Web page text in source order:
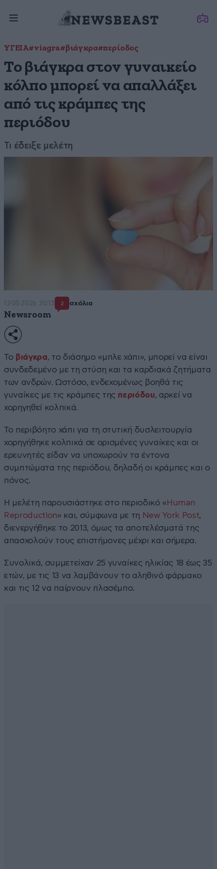
ΥΓΕΙΑ#viagra#βιάγκρα#περίοδος
Το βιάγκρα στον γυναικείο
κόλπο μπορεί να απαλλάξει
από τις κράμπες της
περιόδου
Τι έδειξε μελέτη
12·05·2026 20:13 2 σχόλια
Newsroom
Το βιάγκρα, το διάσημο «μπλε χάπι», μπορεί να είναι
συνδεδεμένο με τη στύση και τα καρδιακά ζητήματα
των ανδρών. Ωστόσο, ενδεχομένως βοηθά τις
γυναίκες με τις κράμπες της περιόδου, αρκεί να
χορηγηθεί κολπικά.
Το περιβόητο χάπι για τη στυτική δυσλειτουργία
χορηγήθηκε κολπικά σε ορισμένες γυναίκες και οι
ερευνητές είδαν να υποχωρούν τα έντονα
συμπτώματα της περιόδου, δηλαδή οι κράμπες και ο
πόνος.
Η μελέτη παρουσιάστηκε στο περιοδικό « Human
Reproduction» και, σύμφωνα με τη New York Post,
διενεργήθηκε το 2013, όμως τα αποτελέσματά της
απασχολούν τους επιστήμονες μέχρι και σήμερα.
Συνολικά, συμμετείχαν 25 γυναίκες ηλικίας 18 έως 35
ετών, με τις 13 να λαμβάνουν το αληθινό φάρμακο
και τις 12 να παίρνουν πλασέμπο.